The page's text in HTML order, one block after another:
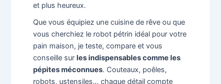
et plus heureux.
Que vous équipiez une cuisine de rêve ou que
vous cherchiez le robot pétrin idéal pour votre
pain maison, je teste, compare et vous
conseille sur les indispensables comme les
pépites méconnues. Couteaux, poêles,
robots, ustensiles… chaque détail compte